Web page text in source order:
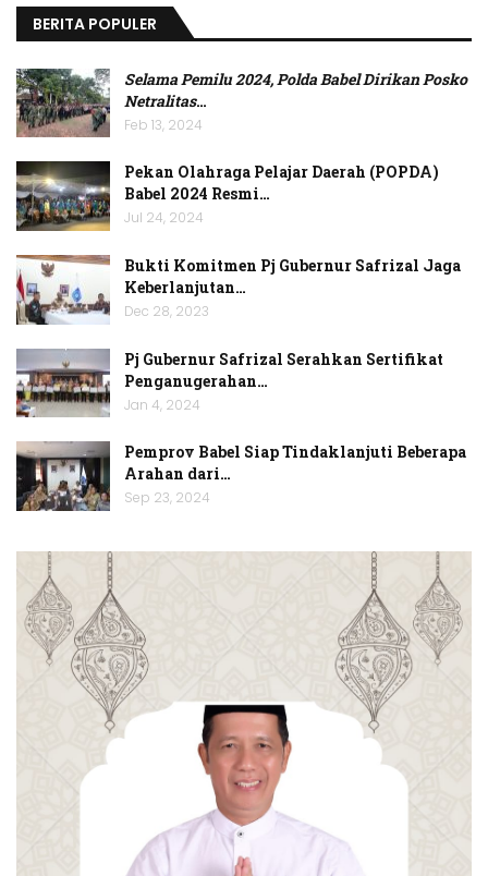
BERITA POPULER
Selama Pemilu 2024, Polda Babel Dirikan Posko
Netralitas…
Feb 13, 2024
Pekan Olahraga Pelajar Daerah (POPDA)
Babel 2024 Resmi…
Jul 24, 2024
Bukti Komitmen Pj Gubernur Safrizal Jaga
Keberlanjutan…
Dec 28, 2023
Pj Gubernur Safrizal Serahkan Sertifikat
Penganugerahan…
Jan 4, 2024
Pemprov Babel Siap Tindaklanjuti Beberapa
Arahan dari…
Sep 23, 2024